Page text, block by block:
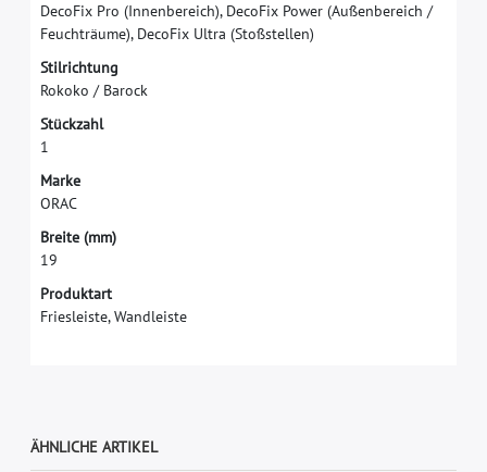
DecoFix Pro (Innenbereich), DecoFix Power (Außenbereich /
Feuchträume), DecoFix Ultra (Stoßstellen)
Stilrichtung
Rokoko / Barock
Stückzahl
1
Marke
ORAC
Breite (mm)
19
Produktart
Friesleiste, Wandleiste
ÄHNLICHE ARTIKEL